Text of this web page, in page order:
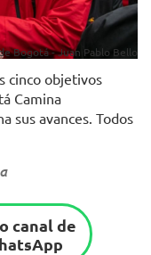
Bogotá - Juan Pablo Bello
cinco objetivos
Camina
sus avances. Todos
canal de